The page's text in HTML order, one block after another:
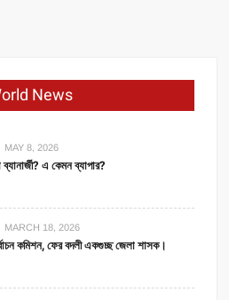
News
MAY 8, 2026
ব্যানার্জী? এ কেমন ব্যাপার?
MARCH 18, 2026
কমিশন, ফের বদলী একগুচ্ছ জেলা শাসক।